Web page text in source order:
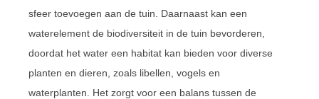
sfeer toevoegen aan de tuin. Daarnaast kan een
waterelement de biodiversiteit in de tuin bevorderen,
doordat het water een habitat kan bieden voor diverse
planten en dieren, zoals libellen, vogels en
waterplanten. Het zorgt voor een balans tussen de